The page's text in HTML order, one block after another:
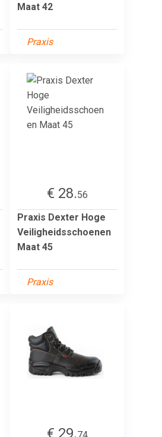
Maat 42
Praxis
€ 28.56
Praxis Dexter Hoge
Veiligheidsschoenen
Maat 45
Praxis
€ 29.